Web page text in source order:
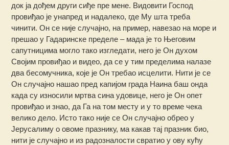
док ја дођем други сиђе пре мене. Видовити Господ
провиђао је унапред и надалеко, где Му шта треба
чинити. Он се није случајно, на пример, навезао на море и
прешао у Гадаринске пределе – мада је то Његовим
сапутницима могло тако изгледати, него је Он духом
Својим провиђао и видео, да се у тим пределима налазе
два бесомучника, које је Он требао исцелити. Нити је се
Он случајно нашао пред капијом града Наина баш онда
када су износили мртва сина удовице, него је Он опет
провиђао и знао, да Га на том месту и у то време чека
велико дело. Исто тако није се Он случајно обрео у
Јерусалиму о овоме празнику, ма какав тај празник био,
нити је случајно и из радозналости свратио у ову кућу